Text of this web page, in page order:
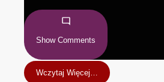
Show Comments
Wczytaj Więcej…